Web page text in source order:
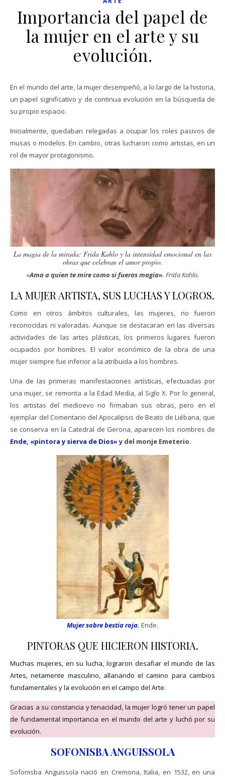
Importancia del papel de
la mujer en el arte y su
evolución.
En el mundo del arte, la mujer desempeñó, a lo largo de la historia,
un papel significativo y de continua evolución en la búsqueda de
su propio espacio.
Inicialmente, quedaban relegadas a ocupar los roles pasivos de
musas o modelos. En cambio, otras lucharon como artistas, en un
rol de mayor protagonismo.
La magia de la mirada: Frida Kahlo y la intensidad emocional en las
obras que celebran el amor propio.
«Ama a quien te mire como si fueras magia». Frida Kahlo.
LA MUJER ARTISTA, SUS LUCHAS Y LOGROS.
Como en otros ámbitos culturales, las mujeres, no fueron
reconocidas ni valoradas. Aunque se destacaran en las diversas
actividades de las artes plásticas, los primeros lugares fueron
ocupados por hombres. El valor económico de la obra de una
mujer siempre fue inferior a la atribuida a los hombres.
Una de las primeras manifestaciones artísticas, efectuadas por
una mujer, se remonta a la Edad Media, al Siglo X. Por lo general,
los artistas del medioevo no firmaban sus obras, pero en el
ejemplar del Comentario del Apocalipsis de Beato de Liébana, que
se conserva en la Catedral de Gerona, aparecen los nombres de
Ende, «pintora y sierva de Dios»y del monje Emeterio.
Mujer sobre bestia roja. Ende.
PINTORAS QUE HICIERON HISTORIA.
Muchas mujeres, en su lucha, lograron desafiar el mundo de las
Artes, netamente masculino, allanando el camino para cambios
fundamentales y la evolución en el campo del Arte.
Gracias a su constancia y tenacidad, la mujer logró tener un papel
de fundamental importancia en el mundo del arte y luchó por su
evolución.
SOFONISBA ANGUISSOLA
Sofonisba Anguissola nació en Cremona, Italia, en 1532, en una